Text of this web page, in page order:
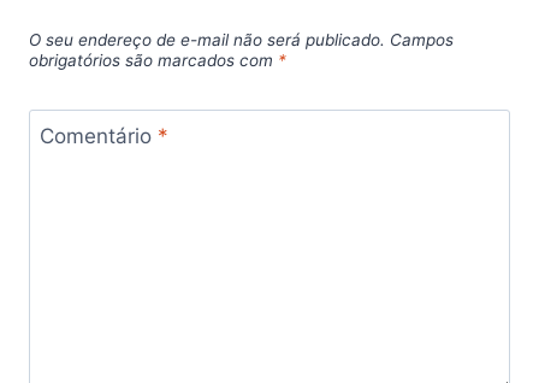
O seu endereço de e-mail não será publicado. Campos
obrigatórios são marcados com *
Comentário *